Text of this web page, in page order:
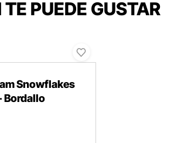
PUEDE GUSTAR
Snowflakes
Bordallo